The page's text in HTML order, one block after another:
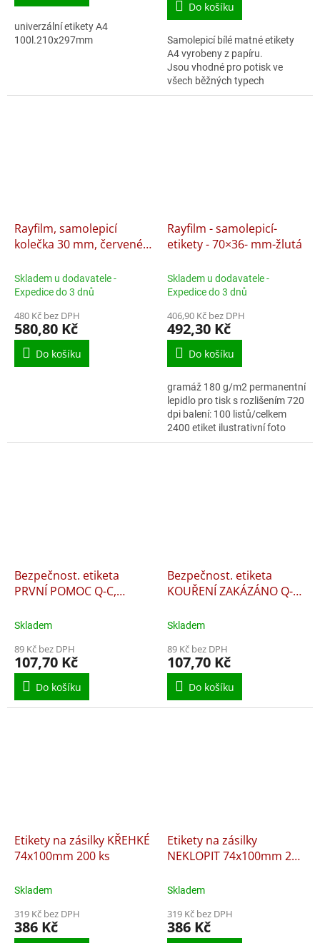
univerzální etikety A4
100l.210x297mm
Do košíku
Samolepicí bílé matné etikety
A4 vyrobeny z papíru.
Jsou vhodné pro potisk ve
všech běžných typech
laserových i inkoustových
Rayfilm, samolepicí
kolečka 30 mm, červené
Skladem u dodavatele -
Expedice do 3 dnů
480 Kč bez DPH
580,80 Kč
Do košíku
Rayfilm - samolepicí-
etikety - 70×36- mm-žlutá
Skladem u dodavatele -
Expedice do 3 dnů
406,90 Kč bez DPH
492,30 Kč
Do košíku
gramáž 180 g/m2 permanentní
lepidlo pro tisk s rozlišením 720
dpi balení: 100 listů/celkem
2400 etiket ilustrativní foto
Bezpečnost. etiketa
PRVNÍ POMOC Q-C,
Skladem
89 Kč bez DPH
107,70 Kč
Do košíku
Bezpečnost. etiketa
KOUŘENÍ ZAKÁZÁNO Q-C,
Skladem
89 Kč bez DPH
107,70 Kč
Do košíku
Etikety na zásilky KŘEHKÉ
74x100mm 200 ks
Skladem
319 Kč bez DPH
386 Kč
Etikety na zásilky
NEKLOPIT 74x100mm 200
Skladem
319 Kč bez DPH
386 Kč